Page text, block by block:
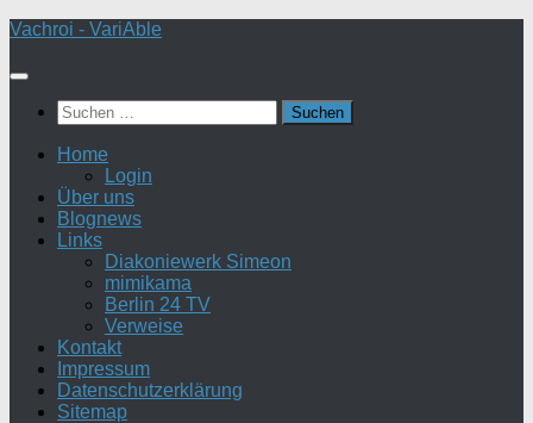
Zum
springen
Vachroi - VariAble
Suchen
nach:
Home
Login
Über uns
Blognews
Links
Diakoniewerk Simeon
mimikama
Berlin 24 TV
Verweise
Kontakt
Impressum
Datenschutzerklärung
Sitemap